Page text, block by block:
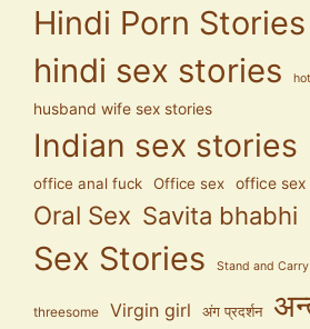
Hindi Porn Stories
hindi sex stories
husband wife sex stories
Indian sex stories
office anal fuck Office sex office sex
Oral Sex Savita bhabhi
Sex Stories Stand and Carry
threesome Virgin girl अंग प्रदर्शन